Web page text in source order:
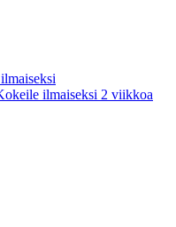
ilmaiseksi 2 viikkoa